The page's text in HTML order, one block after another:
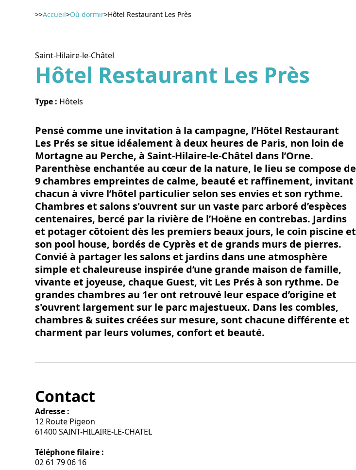
>>Accueil>Où dormir>Hôtel Restaurant Les Près
Saint-Hilaire-le-Châtel
Hôtel Restaurant Les Près
Type : Hôtels
Pensé comme une invitation à la campagne, l’Hôtel Restaurant
Les Prés se situe idéalement à deux heures de Paris, non loin de
Mortagne au Perche, à Saint-Hilaire-le-Châtel dans l’Orne.
Parenthèse enchantée au cœur de la nature, le lieu se compose de
9 chambres empreintes de calme, beauté et raffinement, invitant
chacun à vivre l’hôtel particulier selon ses envies et son rythme.
Chambres et salons s'ouvrent sur un vaste parc arboré d’espèces
centenaires, bercé par la rivière de l’Hoëne en contrebas. Jardins
et potager côtoient dès les premiers beaux jours, le coin piscine et
son pool house, bordés de Cyprès et de grands murs de pierres.
Convié à partager les salons et jardins dans une atmosphère
simple et chaleureuse inspirée d’une grande maison de famille,
vivante et joyeuse, chaque Guest, vit Les Prés à son rythme. De
grandes chambres au 1er ont retrouvé leur espace d’origine et
s'ouvrent largement sur le parc majestueux. Dans les combles,
chambres & suites créées sur mesure, sont chacune différente et
charment par leurs volumes, confort et beauté.
Contact
Adresse :
12 Route Pigeon
61400 SAINT-HILAIRE-LE-CHATEL
Téléphone filaire :
02 61 79 06 16